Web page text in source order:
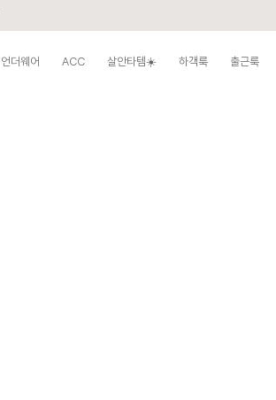
언더웨어 ACC 살안타템☀️ 하객룩 출근룩